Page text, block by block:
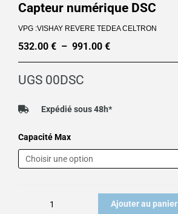
Capteur numérique DSC
VPG :VISHAY REVERE TEDEA CELTRON
532.00 € – 991.00 €
Plage
532.00 €
UGS 00DSC
Expédié sous 48h*
Capacité Max
quantité
de
Capteur
Ajouter au panier